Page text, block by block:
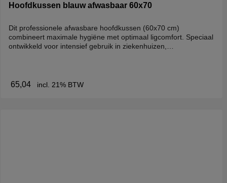
Hoofdkussen blauw afwasbaar 60x70
Dit professionele afwasbare hoofdkussen (60x70 cm)
combineert maximale hygiëne met optimaal ligcomfort. Speciaal
ontwikkeld voor intensief gebruik in ziekenhuizen,
traditionele zorgkussens broeierig kunnen aanvoelen, zorgt de
65,04 incl. 21% BTW